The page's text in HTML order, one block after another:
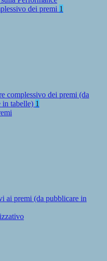
dei premi 1
complessivo dei premi (da
in tabelle) 1
ai premi (da pubblicare in